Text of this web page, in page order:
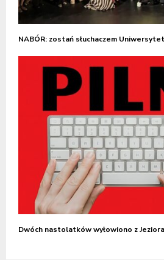
NABÓR: zostań słuchaczem
Dwóch nastolatków wyłowiono z